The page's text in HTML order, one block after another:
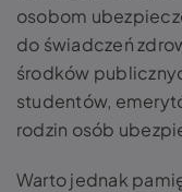
osobom
do świadczeń
środków
studentów,
rodzin osób
Warto jednak